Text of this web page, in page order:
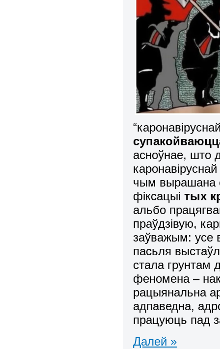
асноўнае, што
чым вырашана
фіксацыітых
альбо
праўдзівую,
заўважым: усе
пасьля
стала грунтам
феномена –
рацыянальна
адпаведна,
працуюць пад
Далей »